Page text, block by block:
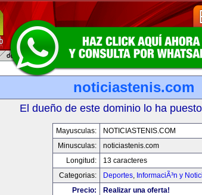
noticiastenis.com
El dueño de este dominio lo ha
Mayusculas:
NOTICIASTENIS.COM
Minusculas:
noticiastenis.com
Longitud:
13 caracteres
Categorias:
Deportes, InformaciÃ³n y
Precio:
Realizar una oferta!